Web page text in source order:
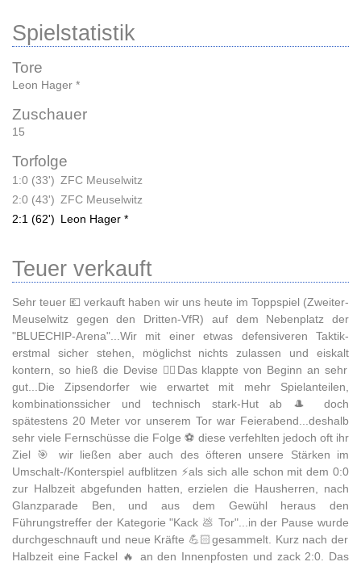
Spielstatistik
Tore
Leon Hager *
Zuschauer
15
Torfolge
1:0 (33') ZFC Meuselwitz
2:0 (43') ZFC Meuselwitz
2:1 (62') Leon Hager *
Teuer verkauft
Sehr teuer 💶 verkauft haben wir uns heute im Toppspiel (Zweiter-
Meuselwitz gegen den Dritten-VfR) auf dem Nebenplatz der
"BLUECHIP-Arena"...Wir mit einer etwas defensiveren Taktik-
erstmal sicher stehen, möglichst nichts zulassen und eiskalt
kontern, so hieß die Devise ☝🏻Das klappte von Beginn an sehr
gut...Die Zipsendorfer wie erwartet mit mehr Spielanteilen,
kombinationssicher und technisch stark-Hut ab 🎩 doch
spätestens 20 Meter vor unserem Tor war Feierabend...deshalb
sehr viele Fernschüsse die Folge ⚽ diese verfehlten jedoch oft ihr
Ziel 🎯 wir ließen aber auch des öfteren unsere Stärken im
Umschalt-/Konterspiel aufblitzen ⚡als sich alle schon mit dem 0:0
zur Halbzeit abgefunden hatten, erzielen die Hausherren, nach
Glanzparade Ben, und aus dem Gewühl heraus den
Führungstreffer der Kategorie "Kack 💩 Tor"...in der Pause wurde
durchgeschnauft und neue Kräfte 💪🏻gesammelt. Kurz nach der
Halbzeit eine Fackel 🔥 an den Innenpfosten und zack 2:0. Das